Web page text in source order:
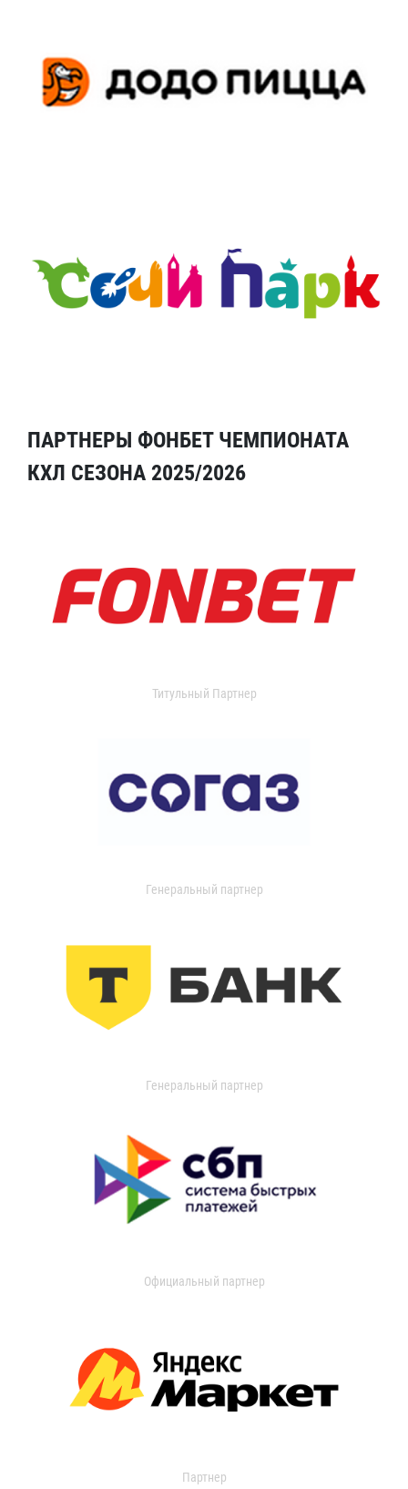
ПАРТНЕРЫ ФОНБЕТ ЧЕМПИОНАТА
КХЛ СЕЗОНА 2025/2026
Титульный Партнер
Генеральный партнер
Генеральный партнер
Официальный партнер
Партнер